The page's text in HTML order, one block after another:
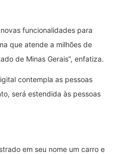
funcionalidades para
que atende a milhões de
de Minas Gerais”, enfatiza.
contempla as pessoas
será estendida às pessoas
em seu nome um carro e